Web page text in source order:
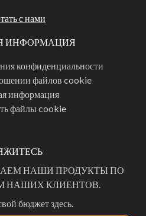
с нами
ИНФОРМАЦИЯ
конфиденциальности
файлов cookie
информация
файлы cookie
НАШИ ПРОДУКТЫ ПО
НАШИХ КЛИЕНТОВ.
бюджет здесь.